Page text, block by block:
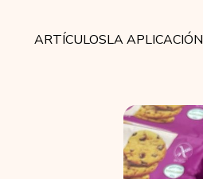
ARTÍCULOSLA APLICACIÓN